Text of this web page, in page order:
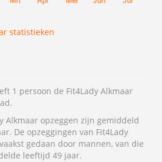
statistieken
1 persoon de Fit4Lady Alkmaar
Alkmaar opzeggen zijn gemiddeld
De opzeggingen van Fit4Lady
gedaan door mannen, van die
leeftijd 49 jaar.